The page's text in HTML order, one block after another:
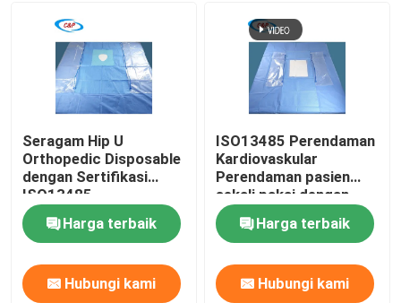
Penutup Peralatan Medis Steril
Peralatan Perlindungan Medis
Seragam Hip U
Orthopedic Disposable
dengan Sertifikasi
ISO13485
Harga terbaik
Hubungi kami
ISO13485 Perendaman
Kardiovaskular
Perendaman pasien
sekali pakai dengan
kantong
Harga terbaik
Hubungi kami